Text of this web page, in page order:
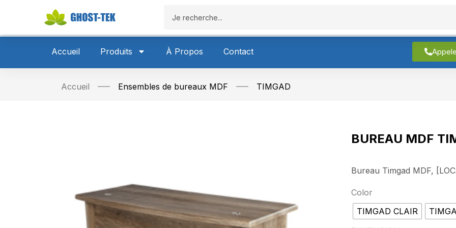
Accueil Produits À Propos Contact
Accueil
Accueil Ensembles de bureaux MDF TIMGAD
BUREAU MDF
Bureau Timgad MDF,
Color
TIMGAD CLAIR